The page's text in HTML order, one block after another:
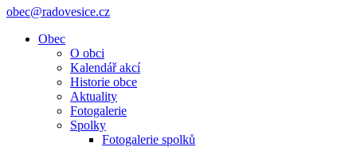
obec@radovesice.cz
Obec
O obci
Kalendář akcí
Historie obce
Aktuality
Fotogalerie
Spolky
Fotogalerie spolků